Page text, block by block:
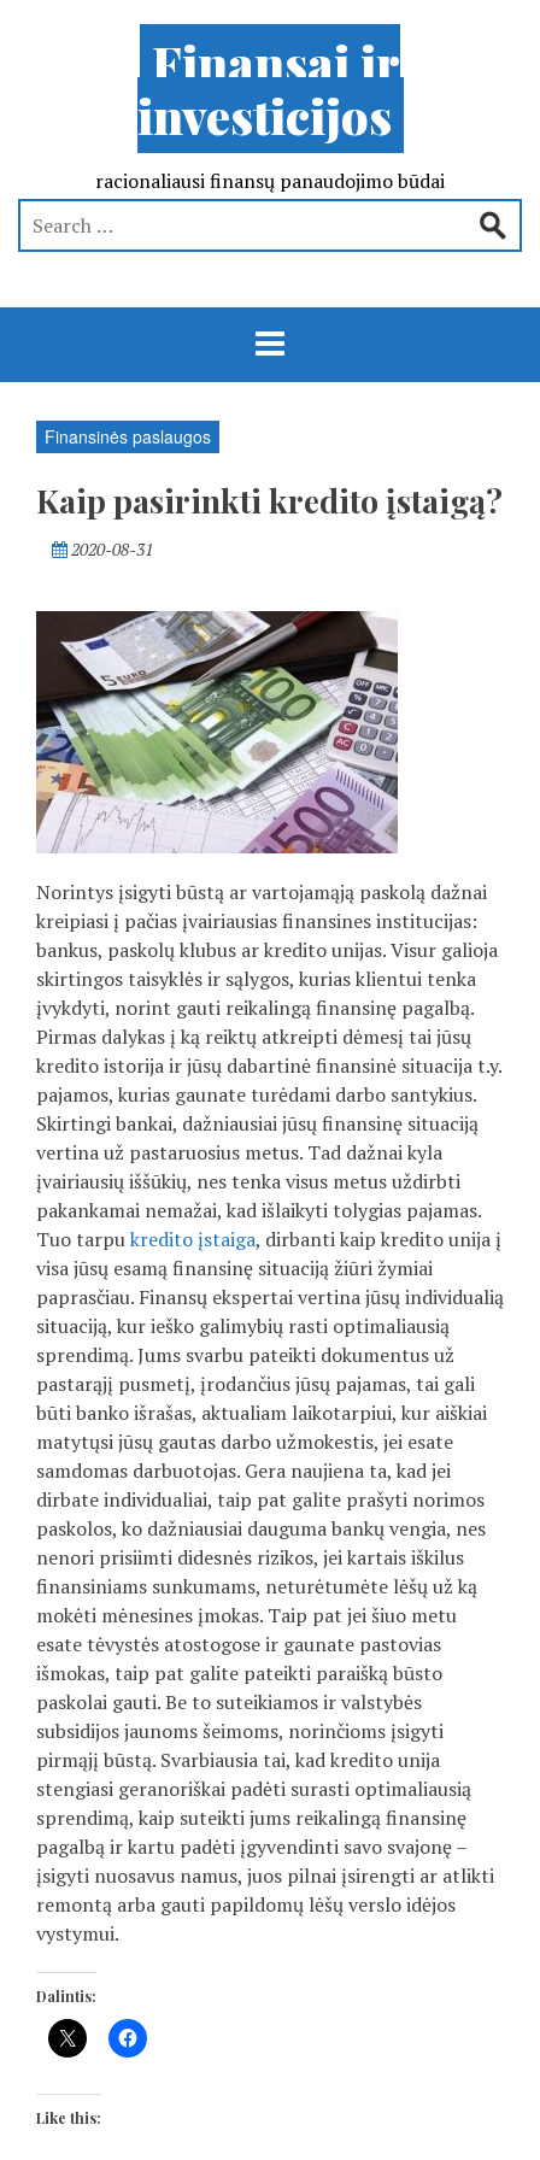
Finansai ir
investicijos
racionaliausi finansų panaudojimo būdai
Finansinės paslaugos
Kaip pasirinkti kredito įstaigą?
2020-08-31
Norintys įsigyti būstą ar vartojamąją paskolą dažnai
kreipiasi į pačias įvairiausias finansines institucijas:
bankus, paskolų klubus ar kredito unijas. Visur galioja
skirtingos taisyklės ir sąlygos, kurias klientui tenka
įvykdyti, norint gauti reikalingą finansinę pagalbą.
Pirmas dalykas į ką reiktų atkreipti dėmesį tai jūsų
kredito istorija ir jūsų dabartinė finansinė situacija t.y.
pajamos, kurias gaunate turėdami darbo santykius.
Skirtingi bankai, dažniausiai jūsų finansinę situaciją
vertina už pastaruosius metus. Tad dažnai kyla
įvairiausių iššūkių, nes tenka visus metus uždirbti
pakankamai nemažai, kad išlaikyti tolygias pajamas.
Tuo tarpukredito įstaiga, dirbanti kaip kredito unija į
visa jūsų esamą finansinę situaciją žiūri žymiai
paprasčiau. Finansų ekspertai vertina jūsų individualią
situaciją, kur ieško galimybių rasti optimaliausią
sprendimą. Jums svarbu pateikti dokumentus už
pastarąjį pusmetį, įrodančius jūsų pajamas, tai gali
būti banko išrašas, aktualiam laikotarpiui, kur aiškiai
matytųsi jūsų gautas darbo užmokestis, jei esate
samdomas darbuotojas. Gera naujiena ta, kad jei
dirbate individualiai, taip pat galite prašyti norimos
paskolos, ko dažniausiai dauguma bankų vengia, nes
nenori prisiimti didesnės rizikos, jei kartais iškilus
finansiniams sunkumams, neturėtumėte lėšų už ką
mokėti mėnesines įmokas. Taip pat jei šiuo metu
esate tėvystės atostogose ir gaunate pastovias
išmokas, taip pat galite pateikti paraišką būsto
paskolai gauti. Be to suteikiamos ir valstybės
subsidijos jaunoms šeimoms, norinčioms įsigyti
pirmąjį būstą. Svarbiausia tai, kad kredito unija
stengiasi geranoriškai padėti surasti optimaliausią
sprendimą, kaip suteikti jums reikalingą finansinę
pagalbą ir kartu padėti įgyvendinti savo svajonę –
įsigyti nuosavus namus, juos pilnai įsirengti ar atlikti
remontą arba gauti papildomų lėšų verslo idėjos
vystymui.
Dalintis:
Like this: